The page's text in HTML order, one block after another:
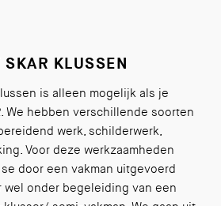
KLUSSEN
is alleen mogelijk als je
We hebben verschillende soorten
werk, schilderwerk,
Voor deze werkzaamheden
door een vakman uitgevoerd
wel onder begeleiding van een